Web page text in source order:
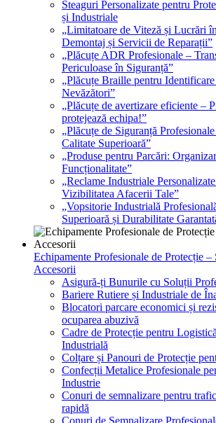
Steaguri Personalizate pentru
și Industriale
„Limitatoare de Viteză și Lucrări
Demontaj și Servicii de Reparații”
„Plăcuțe ADR Profesionale –
Periculoase în Siguranță”
„Plăcuțe Braille pentru
Nevăzători”
„Plăcuțe de avertizare eficiente –
protejează echipa!”
„Plăcuțe de Siguranță
Calitate Superioară”
„Produse pentru Parcări:
Funcționalitate”
„Reclame Industriale
Vizibilitatea Afacerii Tale”
„Vopsitorie Industrială
Superioară și Durabilitate
Echipamente Profesionale de Protecție –
Accesorii
Asigură-ți Bunurile cu Soluții
Bariere Rutiere și Industriale de
Blocatori parcare economici și
ocuparea abuzivă
Cadre de Protecție pentru
Industrială
Colțare și Panouri de Protecție
Confecții Metalice Profesionale
Industrie
Conuri de semnalizare pentru
rapidă
Conuri de Semnalizare